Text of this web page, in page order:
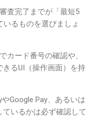
査完了までが「最短5
るものを選びましょ
カード番号の確認や、
るUI（操作画面）を持
やGoogle Pay、あるいは
いるかは必ず確認して